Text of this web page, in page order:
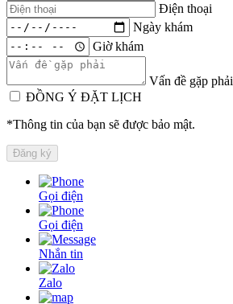
Điện thoại
Ngày khám
Giờ khám
Vấn đề gặp phải
ĐỒNG Ý ĐẶT LỊCH
*Thông tin của bạn sẽ được bảo mật.
Gọi điện
Gọi điện
Nhắn tin
Zalo